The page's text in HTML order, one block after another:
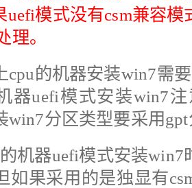
uefi模式没有csm兼容模
理。
cpu的机器安装win7需
器uefi模式安装win7
win7分区类型要采用
机器uefi模式安装
如果采用的是独显有